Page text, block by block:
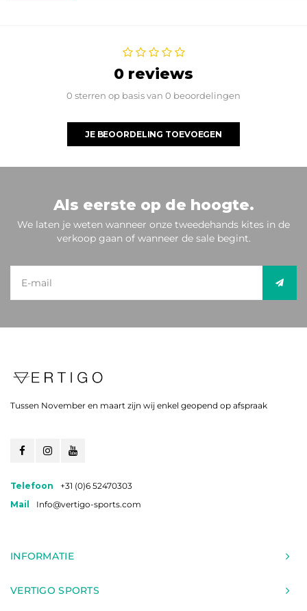
0 reviews
0 sterren op basis van 0 beoordelingen
JE BEOORDELING TOEVOEGEN
Als eerste op de hoogte.
We laten je weten wanneer onze tweedehands kites in de
verkoop gaan of wanneer de sale begint.
Tussen November en maart zijn wij enkel geopend op afspraak
Telefoon
+31 (0)6 52470303
Mail
Info@vertigo-sports.com
INFORMATIE
VERTIGO SPORTS